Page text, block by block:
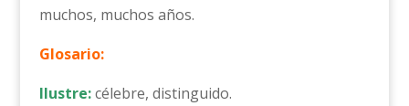
muchos, muchos años.
Glosario:
Ilustre:célebre, distinguido.